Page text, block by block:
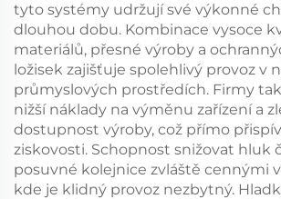
tyto systémy udržují své výkonné
dlouhou dobu. Kombinace vysoce
materiálů, přesné výroby a
ložisek zajišťuje spolehlivý provoz v
průmyslových prostředích. Firmy
nižší náklady na výměnu zařízení a
dostupnost výroby, což přímo
ziskovosti. Schopnost snižovat hluk
posuvné kolejnice zvláště cennými
kde je klidný provoz nezbytný.